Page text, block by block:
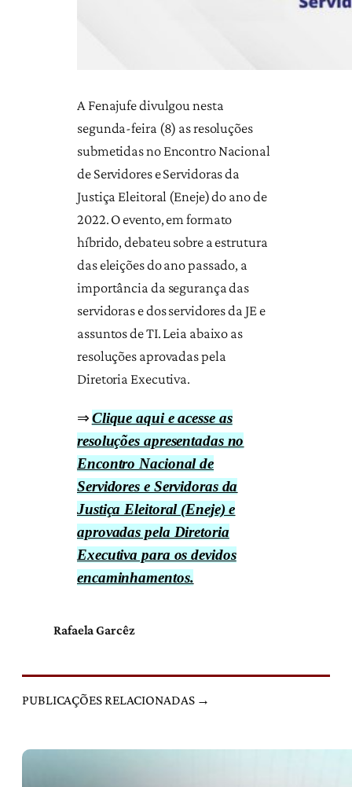
A Fenajufe divulgou nesta
segunda-feira (8) as resoluções
submetidas no Encontro Nacional
de Servidores e Servidoras da
Justiça Eleitoral (Eneje) do ano de
2022. O evento, em formato
híbrido, debateu sobre a estrutura
das eleições do ano passado, a
importância da segurança das
servidoras e dos servidores da JE e
assuntos de TI. Leia abaixo as
resoluções aprovadas pela
Diretoria Executiva.
⇒Clique aqui e acesse as
resoluções apresentadas no
Encontro Nacional de
Servidores e Servidoras da
Justiça Eleitoral (Eneje) e
aprovadas pela Diretoria
Executiva para os devidos
encaminhamentos.
Rafaela Garcêz
PUBLICAÇÕES RELACIONADAS →